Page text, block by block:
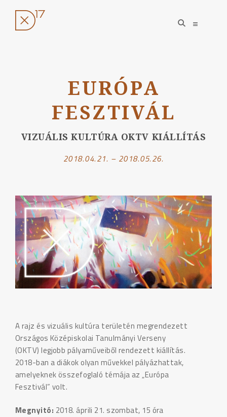
open
search
open
EURÓPA
FESZTIVÁL
VIZUÁLIS KULTÚRA OKTV KIÁLLÍTÁS
2018.04.21. – 2018.05.26.
A rajz és vizuális kultúra területén megrendezett
Országos Középiskolai Tanulmányi Verseny
(OKTV) legjobb pályaműveiből rendezett kiállítás.
2018-ban a diákok olyan művekkel pályázhattak,
amelyeknek összefoglaló témája az „Európa
Fesztivál” volt.
Megnyitó: 2018. áprili 21. szombat, 15 óra